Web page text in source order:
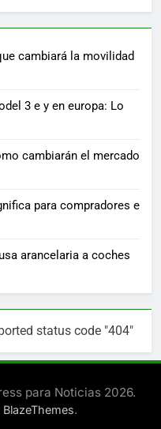
cambiará la movilidad
3 e y en europa: Lo
cambiarán el mercado
para compradores e
arancelaria a coches
status code "404"
para Noticias 2026.
BlazeThemes.